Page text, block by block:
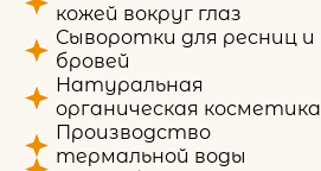
кожей вокруг глаз
Сыворотки для ресниц и
бровей
Натуральная
органическая косметика
Производство
термальной воды